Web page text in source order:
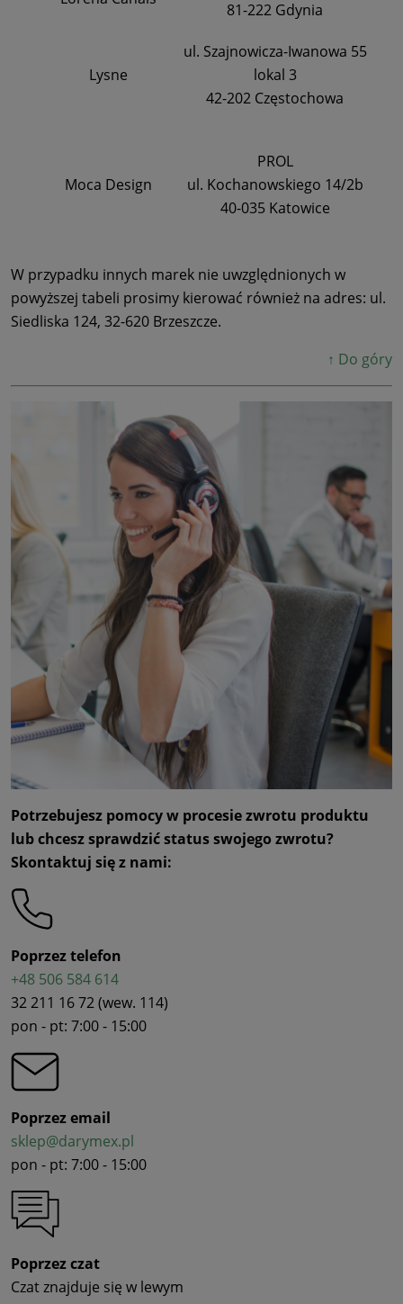
81-222 Gdynia
Lysne
ul. Szajnowicza-Iwanowa 55
lokal 3
42-202 Częstochowa
Moca Design
PROL
ul. Kochanowskiego 14/2b
40-035 Katowice
W przypadku innych marek nie uwzględnionych w
powyższej tabeli prosimy kierować również na adres: ul.
Siedliska 124, 32-620 Brzeszcze.
↑ Do góry
Potrzebujesz pomocy w procesie zwrotu produktu
lub chcesz sprawdzić status swojego zwrotu?
Skontaktuj się z nami:
Poprzez telefon
+48 506 584 614
32 211 16 72 (wew. 114)
pon - pt: 7:00 - 15:00
Poprzez email
sklep@darymex.pl
pon - pt: 7:00 - 15:00
Poprzez czat
Czat znajduje się w lewym